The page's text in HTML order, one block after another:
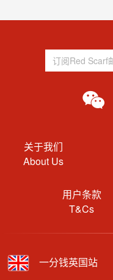
关于我们
About Us
用户条款
T&Cs
一分钱英国站